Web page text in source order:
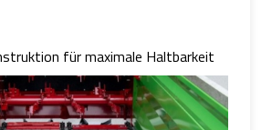
für maximale Haltbarkeit